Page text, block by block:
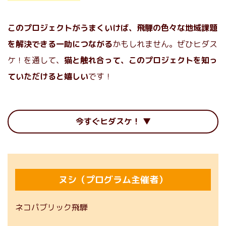
このプロジェクトがうまくいけば、飛騨の色々な地域課題
を解決できる一助につながるかもしれません。ぜひヒダス
ケ！を通して、 猫と触れ合って、このプロジェクトを知っ
ていただけると嬉しいです！
今すぐヒダスケ！
ヌシ（プログラム主催者）
ネコパブリック飛騨